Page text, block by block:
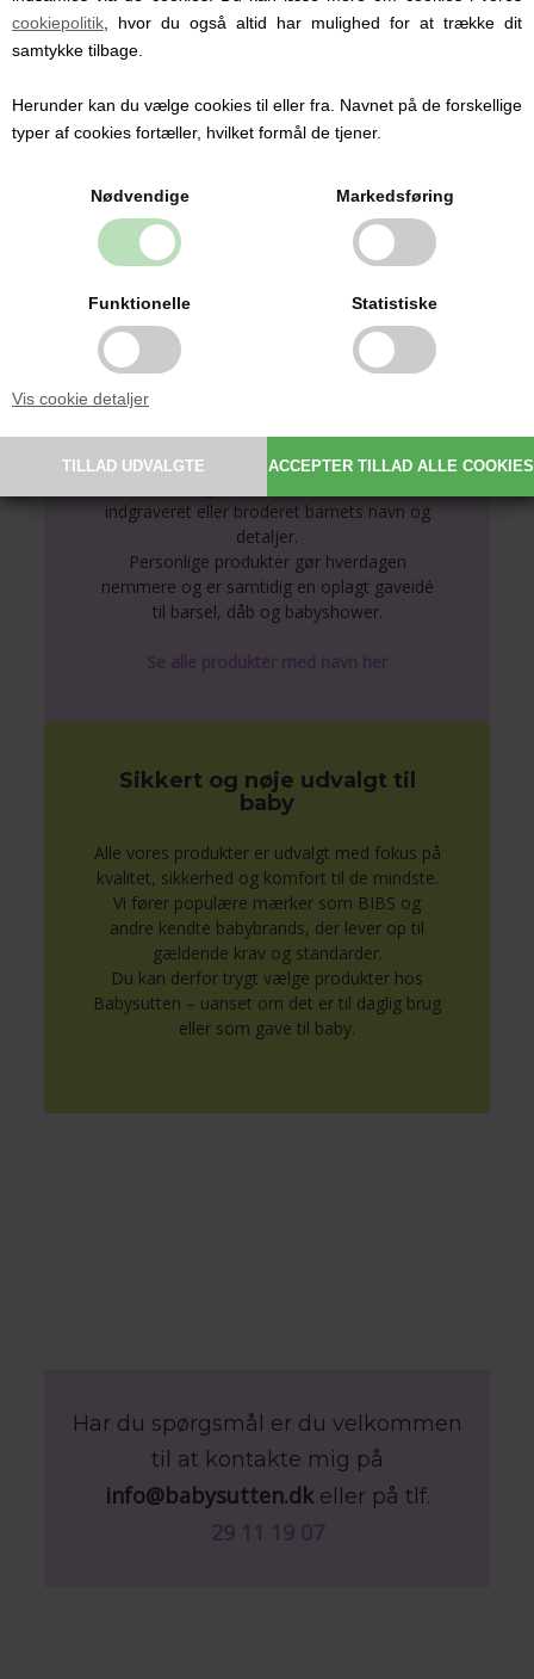
cookiepolitik , hvor du også altid har mulighed for at trække dit
samtykke tilbage.
Herunder kan du vælge cookies til eller fra. Navnet på de forskellige
typer af cookies fortæller, hvilket formål de tjener.
Nødvendige Markedsføring
Funktionelle Statistiske
Vis cookie detaljer
serien, og bland det gerne sammen med
produkter i farven Seed.
Indret babys værelse med alt det smukke
fra Müsli by Green Cotton.
Du kan se det hele samlet på Müsli siden.
Personlige produkter med
Hos Babysutten specialiserer vi os i
personlige babyprodukter med navn. Vi
tilbyder blandt andet sutter med navn,
indgraveret eller broderet barnets navn og
detaljer.
Personlige produkter gør hverdagen
nemmere og er samtidig en oplagt gaveidé
til barsel, dåb og babyshower.
Se alle produkter med navn her
Sikkert og nøje udvalgt til
baby
Alle vores produkter er udvalgt med fokus på
kvalitet, sikkerhed og komfort til de mindste.
Vi fører populære mærker som BIBS og
andre kendte babybrands, der lever op til
gældende krav og standarder.
Du kan derfor trygt vælge produkter hos
Babysutten – uanset om det er til daglig brug
eller som gave til baby.
Har du spørgsmål er du velkommen
til at kontakte mig på
info@babysutten.dkeller på tlf.
29 11 19 07